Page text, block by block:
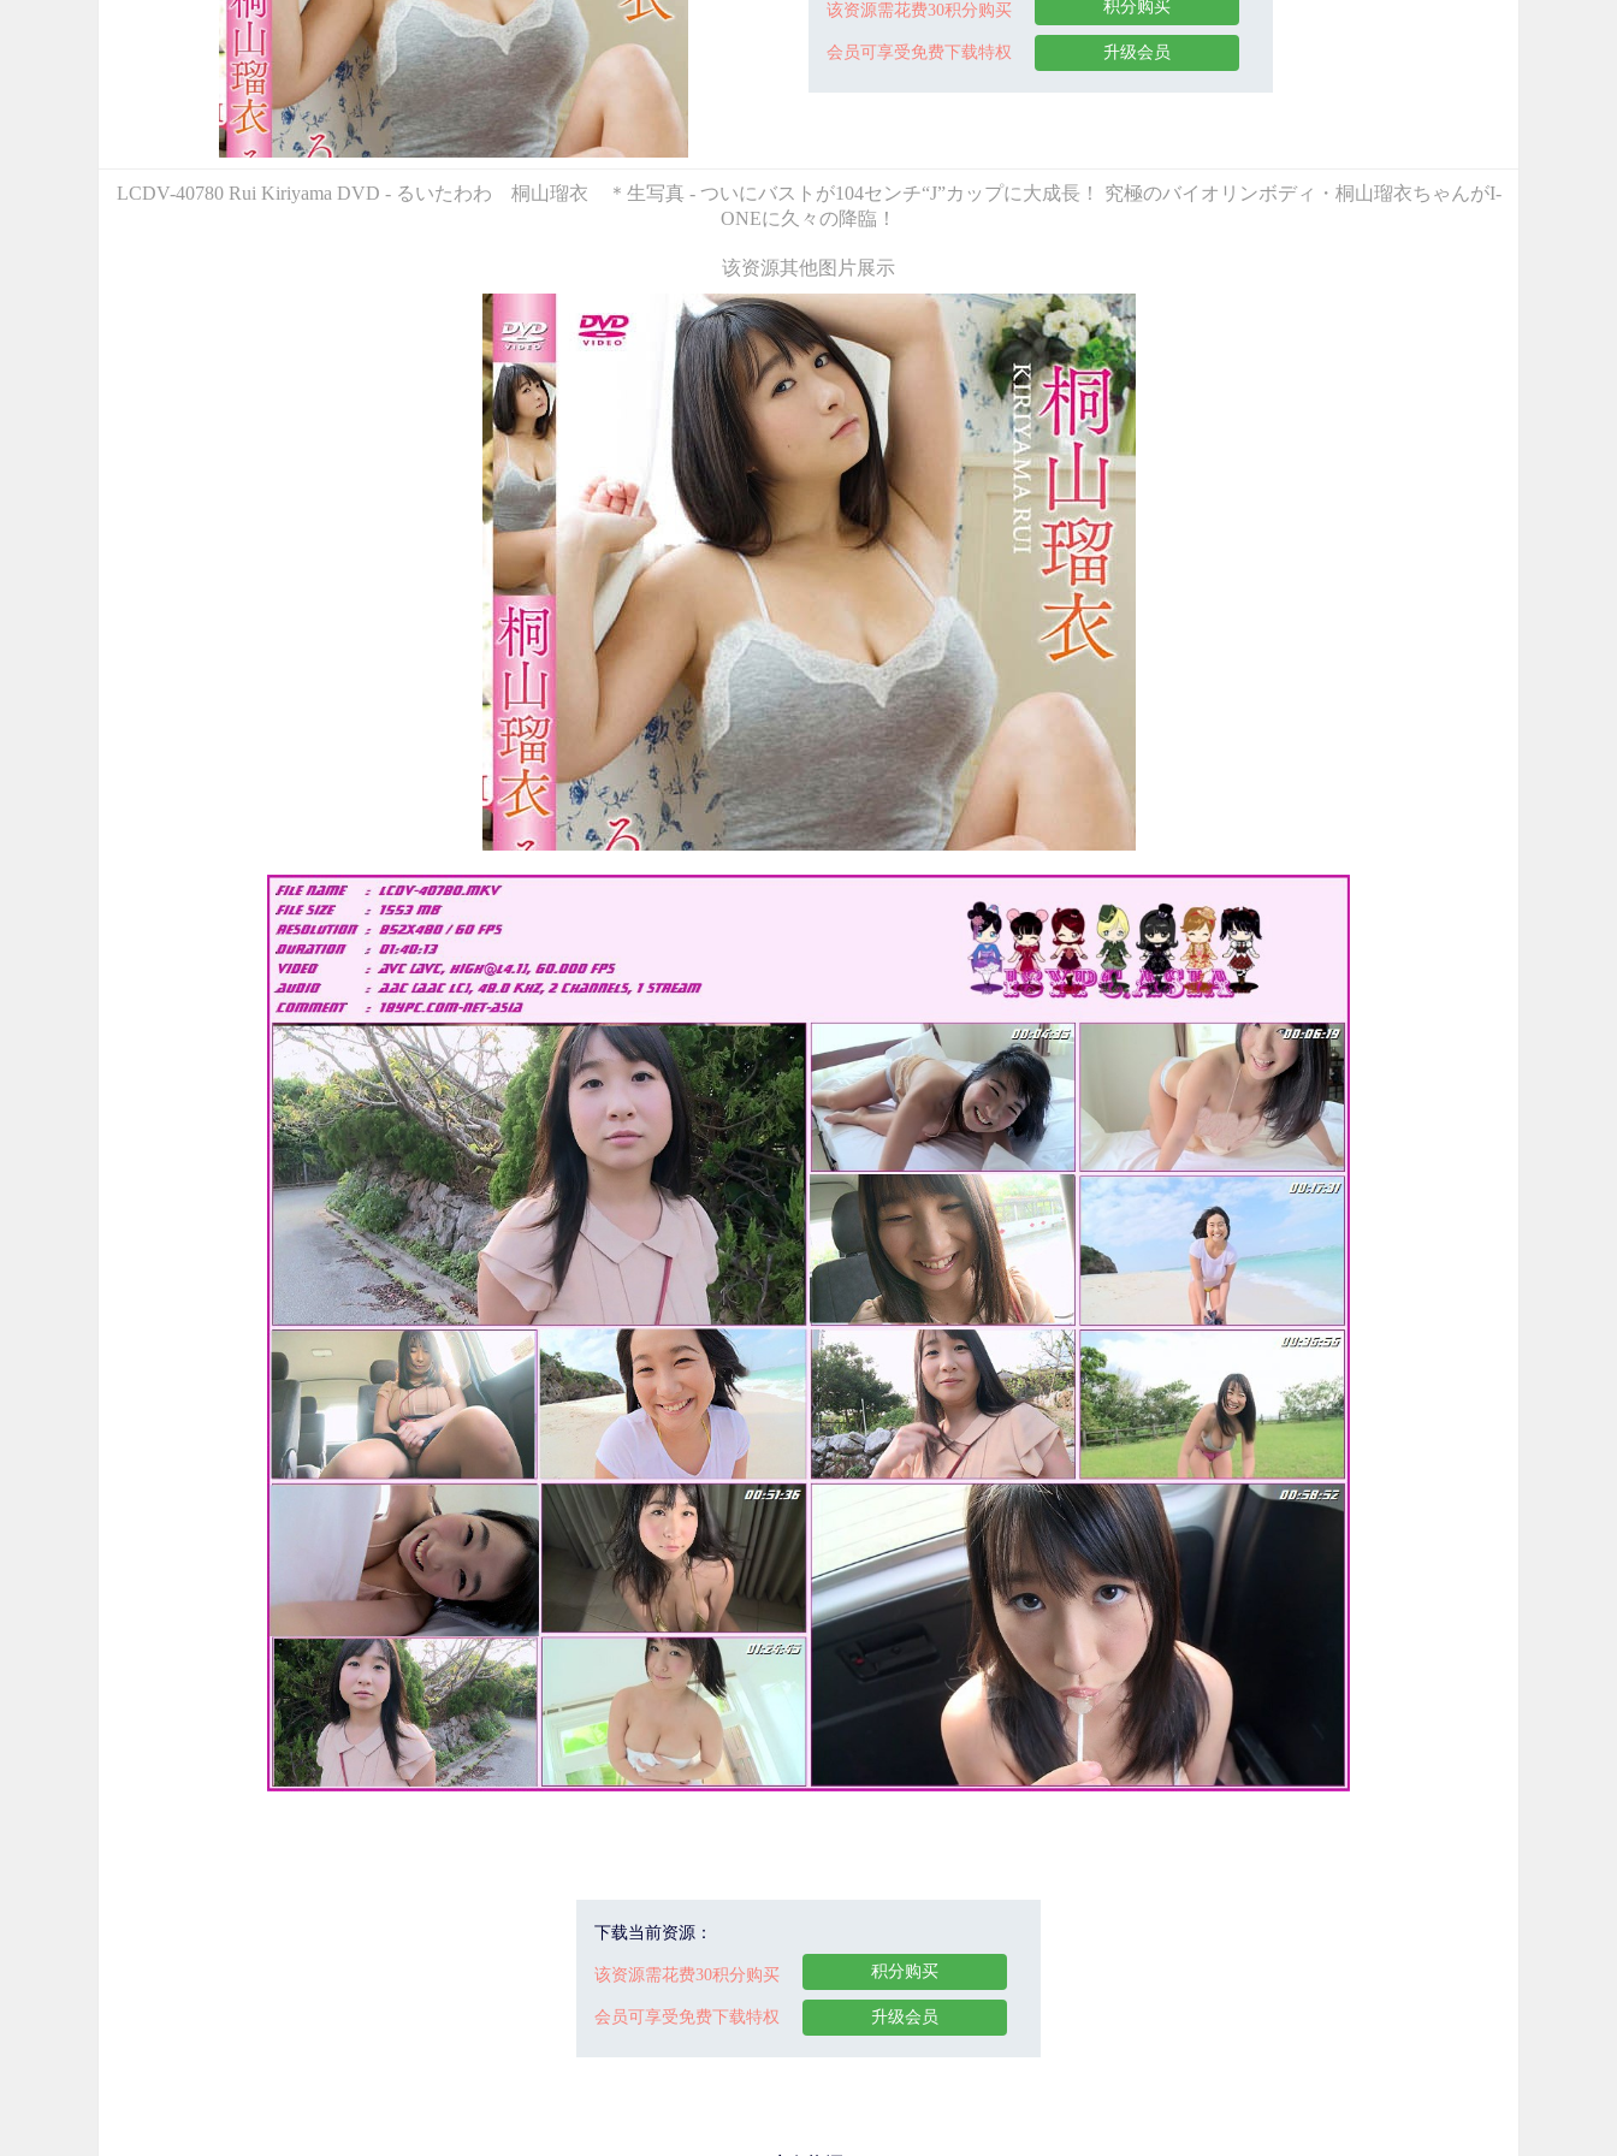
该资源需花费30积分购买
会员可享受免费下载特权
积分购买
升级会员
LCDV-40780 Rui Kiriyama DVD - るいたわわ 桐山瑠衣 ＊生写真 - ついにバストが104センチ“J”カップに大成長！ 究極のバイオリンボディ・桐山瑠衣ちゃんがI-
ONEに久々の降臨！
该资源其他图片展示
下载当前资源：
该资源需花费30积分购买
会员可享受免费下载特权
积分购买
升级会员